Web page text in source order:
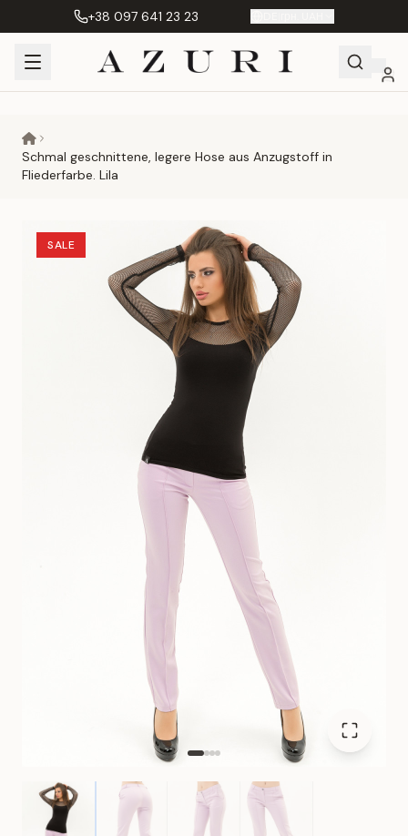
+38 097 641 23 23
Schmal geschnittene, legere Hose aus Anzugstoff in
Fliederfarbe. Lila
SALE